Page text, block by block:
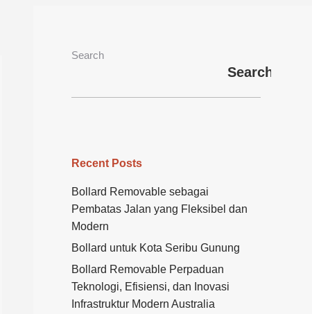
Search
Search
Recent Posts
Bollard Removable sebagai
Pembatas Jalan yang Fleksibel dan
Modern
Bollard untuk Kota Seribu Gunung
Bollard Removable Perpaduan
Teknologi, Efisiensi, dan Inovasi
Infrastruktur Modern Australia